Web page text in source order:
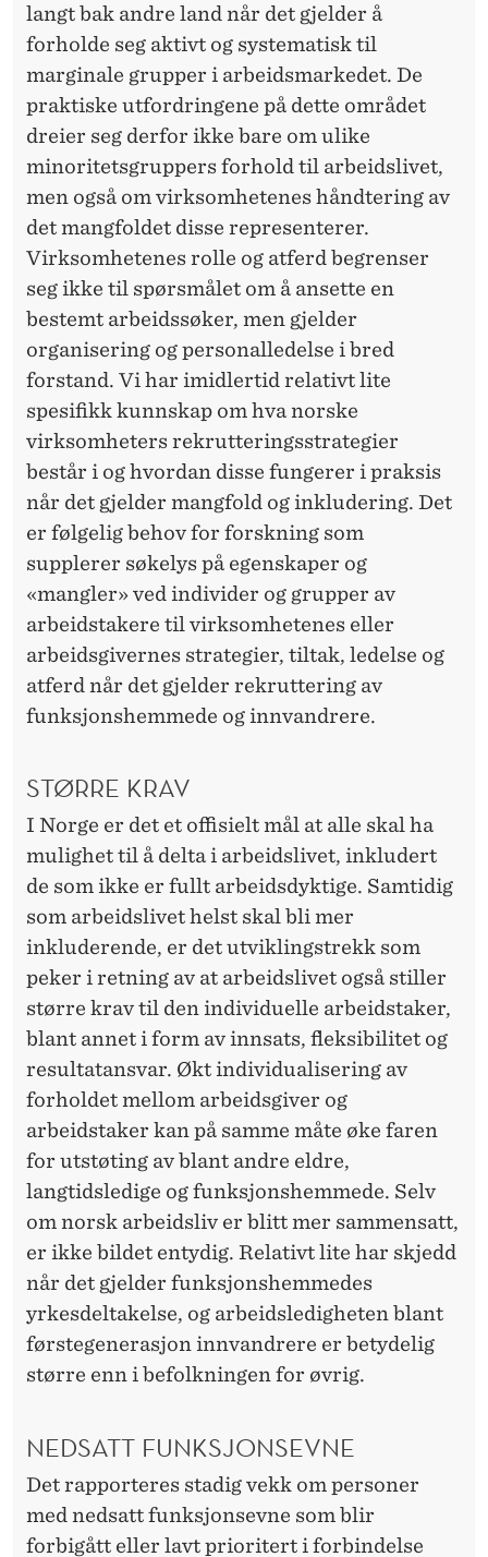
langt bak andre land når det gjelder å
forholde seg aktivt og systematisk til
marginale grupper i arbeidsmarkedet. De
praktiske utfordringene på dette området
dreier seg derfor ikke bare om ulike
minoritetsgruppers forhold til arbeidslivet,
men også om virksomhetenes håndtering av
det mangfoldet disse representerer.
Virksomhetenes rolle og atferd begrenser
seg ikke til spørsmålet om å ansette en
bestemt arbeidssøker, men gjelder
organisering og personalledelse i bred
forstand. Vi har imidlertid relativt lite
spesifikk kunnskap om hva norske
virksomheters rekrutteringsstrategier
består i og hvordan disse fungerer i praksis
når det gjelder mangfold og inkludering. Det
er følgelig behov for forskning som
supplerer søkelys på egenskaper og
«mangler» ved individer og grupper av
arbeidstakere til virksomhetenes eller
arbeidsgivernes strategier, tiltak, ledelse og
atferd når det gjelder rekruttering av
funksjonshemmede og innvandrere.
STØRRE KRAV
I Norge er det et offisielt mål at alle skal ha
mulighet til å delta i arbeidslivet, inkludert
de som ikke er fullt arbeidsdyktige. Samtidig
som arbeidslivet helst skal bli mer
inkluderende, er det utviklingstrekk som
peker i retning av at arbeidslivet også stiller
større krav til den individuelle arbeidstaker,
blant annet i form av innsats, fleksibilitet og
resultatansvar. Økt individualisering av
forholdet mellom arbeidsgiver og
arbeidstaker kan på samme måte øke faren
for utstøting av blant andre eldre,
langtidsledige og funksjonshemmede. Selv
om norsk arbeidsliv er blitt mer sammensatt,
er ikke bildet entydig. Relativt lite har skjedd
når det gjelder funksjonshemmedes
yrkesdeltakelse, og arbeidsledigheten blant
førstegenerasjon innvandrere er betydelig
større enn i befolkningen for øvrig.
NEDSATT FUNKSJONSEVNE
Det rapporteres stadig vekk om personer
med nedsatt funksjonsevne som blir
forbigått eller lavt prioritert i forbindelse